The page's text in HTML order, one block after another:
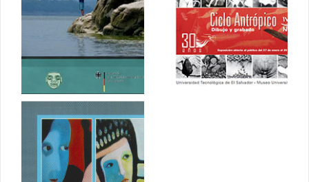
Stock
Octubre 2011
Enero 2011
Armando
Solís. Ayer y